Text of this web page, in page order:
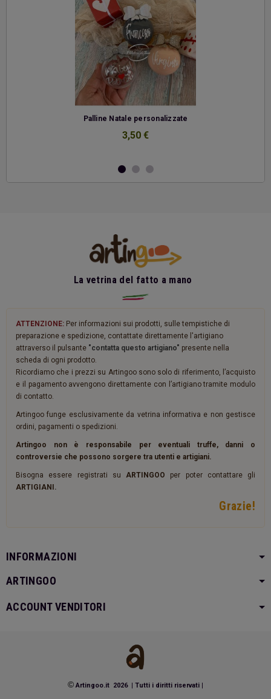
Palline Natale personalizzate
3,50 €
La vetrina del fatto a mano
ATTENZIONE: Per informazioni sui prodotti, sulle tempistiche di
preparazione e spedizione, contattate direttamente l'artigiano
attraverso il pulsante "contatta questo artigiano" presente nella
scheda di ogni prodotto.
Ricordiamo che i prezzi su Artingoo sono solo di riferimento, l’acquisto
e il pagamento avvengono direttamente con l’artigiano tramite modulo
di contatto.
Artingoo funge esclusivamente da vetrina informativa e non gestisce
ordini, pagamenti o spedizioni.
Artingoo non è responsabile per eventuali truffe, danni o
controversie che possono sorgere tra utenti e artigiani.
Bisogna essere registrati su ARTINGOO per poter contattare gli
ARTIGIANI.
Grazie!
INFORMAZIONI
ARTINGOO
ACCOUNT VENDITORI
© Artingoo.it 2026 | Tutti i diritti riservati |